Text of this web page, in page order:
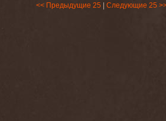
<< Предыдущие 25 Следующие 25